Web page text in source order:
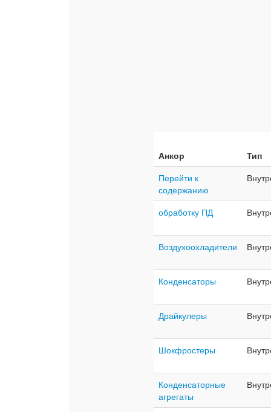
Анкор
Тип
Перейти к
содержанию
обработку ПД
Воздухоохладители
Конденсаторы
Драйкулеры
Шокфростеры
Конденсаторные
агрегаты